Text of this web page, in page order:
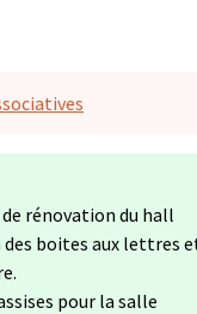
rénovation du hall
boites aux lettres
pour la salle